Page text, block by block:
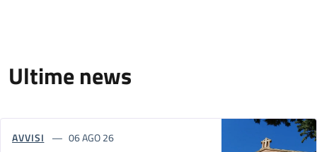
Ultime news
AVVISI 06 AGO 26